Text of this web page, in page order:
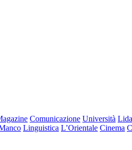
Comunicazione Università
Linguistica L’Orientale Cinema